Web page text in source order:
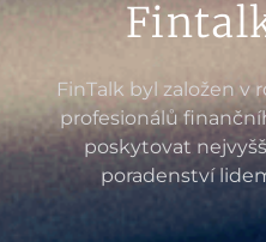
FinTalk byl založen v
profesionálů
poskytovat
poradenství